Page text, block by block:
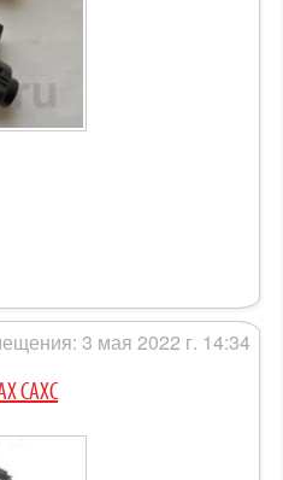
3 мая 2022 г. 14:34
CAXC